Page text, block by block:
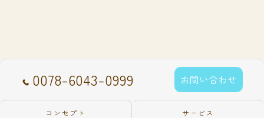
0078-6043-0999 お問い合わせ
コンセプト サービス